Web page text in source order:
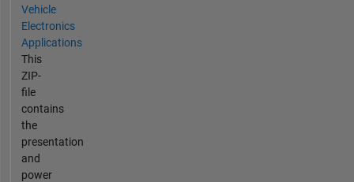
Vehicle
Electronics
Applications
This
ZIP-
file
contains
the
presentation
and
power